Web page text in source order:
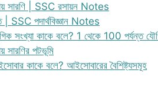
সারণি | SSC রসায়ন Notes
| SSC পদার্থবিজ্ঞান Notes
সংখ্যা কাকে বলে? 1 থেকে 100 পর্যন্ত
সারণির পটভূমি
কাকে বলে? আইসোবারের বৈশিষ্ট্যসমূহ